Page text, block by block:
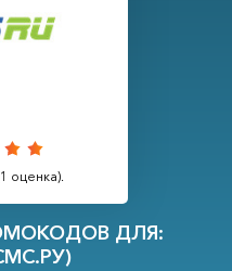
1 оценка).
ДЛЯ: